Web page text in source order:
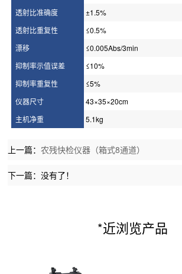
透射比准确度
透射比重复性
漂移
抑制率示值误差
抑制率重复性
仪器尺寸
主机净重
±1.5%
≤0.5%
≤0.005Abs/3min
≤10%
≤5%
43×35×20cm
5.1kg
上一篇：农残快检仪器（箱式8通道）
下一篇：没有了！
*近浏览产品